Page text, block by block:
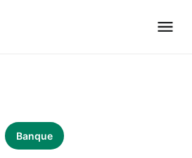
Banque